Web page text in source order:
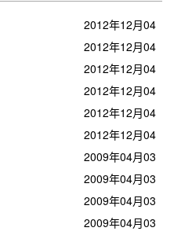
2012年12月04
日
2012年12月04
日
2012年12月04
日
2012年12月04
日
2012年12月04
日
2012年12月04
日
2009年04月03
日
2009年04月03
日
2009年04月03
日
2009年04月03